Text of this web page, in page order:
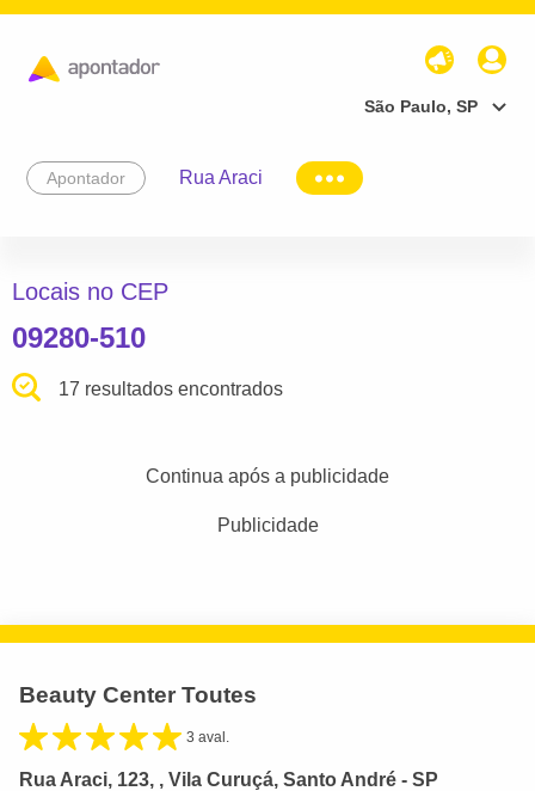
São Paulo, SP
Apontador Rua Araci
Locais no CEP
09280-510
17 resultados encontrados
Continua após a publicidade
Publicidade
Beauty Center Toutes
3 aval.
Rua Araci, 123, , Vila Curuçá, Santo André - SP